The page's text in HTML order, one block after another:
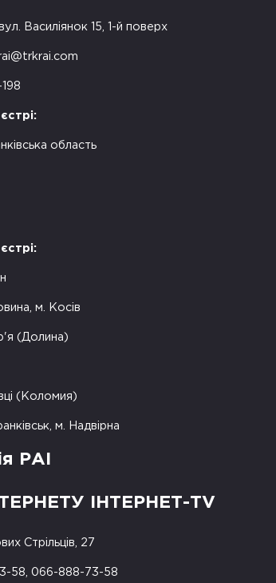
Василіянок 15, 1-й поверх
область
м. Косів
(Долина)
(Коломия)
м. Надвірна
РАІ
ІНТЕРНЕТ-TV
Стрільців, 27
58, 066-888-73-58